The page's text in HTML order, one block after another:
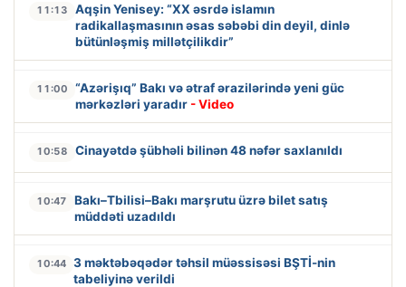
11:13
Aqşin Yenisey: “XX əsrdə islamın
radikallaşmasının əsas səbəbi din deyil, dinlə
bütünləşmiş millətçilikdir”
11:00
“Azərişıq” Bakı və ətraf ərazilərində yeni güc
mərkəzləri yaradır - Video
10:58 Cinayətdə şübhəli bilinən 48 nəfər saxlanıldı
10:47
Bakı–Tbilisi–Bakı marşrutu üzrə bilet satış
müddəti uzadıldı
10:44 3 məktəbəqədər təhsil müəssisəsi BŞTİ-nin
tabeliyinə verildi